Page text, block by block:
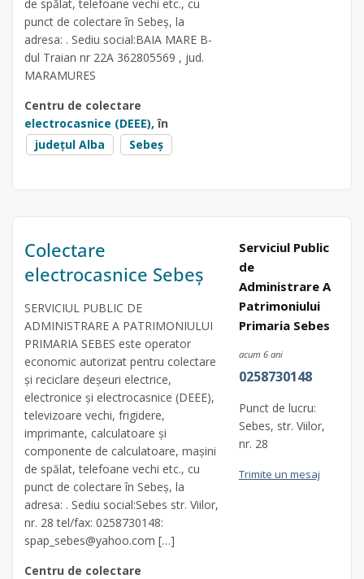
de spălat, telefoane vechi etc., cu
punct de colectare în Sebeș, la
adresa: . Sediu social:BAIA MARE B-
dul Traian nr 22A 362805569 , jud.
MARAMURES
Centru de colectare
electrocasnice (DEEE), în
județul Alba
Sebeș
Colectare
electrocasnice Sebeș
SERVICIUL PUBLIC DE
ADMINISTRARE A PATRIMONIULUI
PRIMARIA SEBES este operator
economic autorizat pentru colectare
și reciclare deșeuri electrice,
electronice și electrocasnice (DEEE),
televizoare vechi, frigidere,
imprimante, calculatoare și
componente de calculatoare, mașini
de spălat, telefoane vechi etc., cu
punct de colectare în Sebeș, la
adresa: . Sediu social:Sebes str. Viilor,
nr. 28 tel/fax: 0258730148:
spap_sebes@yahoo.com […]
Centru de colectare
Serviciul Public
de
Administrare A
Patrimoniului
Primaria Sebes
acum 6 ani
0258730148
Punct de lucru:
Sebes, str. Viilor,
nr. 28
Trimite un mesaj